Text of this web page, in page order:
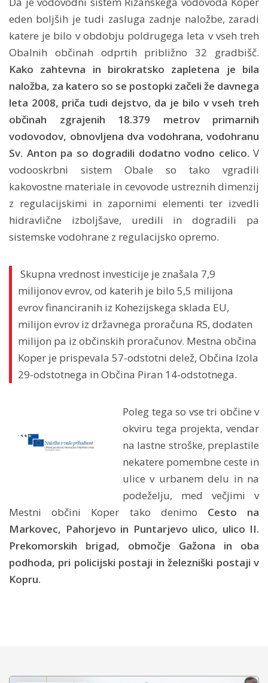
eden boljših je tudi zasluga zadnje naložbe, zaradi
katere je bilo v obdobju poldrugega leta v vseh treh
Obalnih občinah odprtih približno 32 gradbišč.
Kako zahtevna in birokratsko zapletena je bila
naložba, za katero so se postopki začeli že davnega
leta 2008, priča tudi dejstvo, da je bilo v vseh treh
občinah zgrajenih 18.379 metrov primarnih
vodovodov, obnovljena dva vodohrana, vodohranu
Sv. Anton pa so dogradili dodatno vodno celico. V
vodooskrbni sistem Obale so tako vgradili
kakovostne materiale in cevovode ustreznih dimenzij
z regulacijskimi in zapornimi elementi ter izvedli
hidravlične izboljšave, uredili in dogradili pa
sistemske vodohrane z regulacijsko opremo.
Skupna vrednost investicije je znašala 7,9
milijonov evrov, od katerih je bilo 5,5 milijona
evrov financiranih iz Kohezijskega sklada EU,
milijon evrov iz državnega proračuna RS, dodaten
milijon pa iz občinskih proračunov. Mestna občina
Koper je prispevala 57-odstotni delež, Občina Izola
29-odstotnega in Občina Piran 14-odstotnega.
Poleg tega so vse tri občine v
okviru tega projekta, vendar
na lastne stroške, preplastile
nekatere pomembne ceste in
ulice v urbanem delu in na
podeželju, med večjimi v
Mestni občini Koper tako denimo Cesto na
Markovec, Pahorjevo in Puntarjevo ulico, ulico II.
Prekomorskih brigad, območje Gažona in oba
podhoda, pri policijski postaji in železniški postaji v
Kopru.